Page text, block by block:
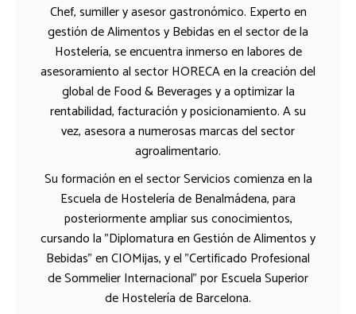
Chef, sumiller y asesor gastronómico. Experto en
gestión de Alimentos y Bebidas en el sector de la
Hostelería, se encuentra inmerso en labores de
asesoramiento al sector HORECA en la creación del
global de Food & Beverages y a optimizar la
rentabilidad, facturación y posicionamiento. A su
vez, asesora a numerosas marcas del sector
agroalimentario.
Su formación en el sector Servicios comienza en la
Escuela de Hostelería de Benalmádena, para
posteriormente ampliar sus conocimientos,
cursando la "Diplomatura en Gestión de Alimentos y
Bebidas" en CIOMijas, y el "Certificado Profesional
de Sommelier Internacional" por Escuela Superior
de Hostelería de Barcelona.